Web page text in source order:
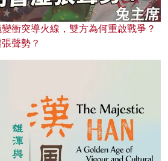
衝突導火線，雙方為何重啟戰爭？
聲勢？